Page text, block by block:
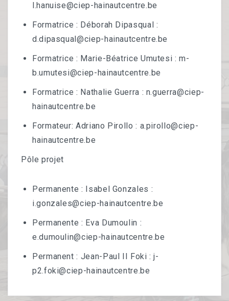
Projets Européens
OUTILS
Publications
l.hanuise@ciep-hainautcentre.be
Formatrice : Déborah Dipasqual :
d.dipasqual@ciep-hainautcentre.be
Formatrice : Marie-Béatrice Umutesi : m-
b.umutesi@ciep-hainautcentre.be
Formatrice : Nathalie Guerra : n.guerra@ciep-
hainautcentre.be
Formateur: Adriano Pirollo : a.pirollo@ciep-
hainautcentre.be
Pôle projet
Permanente : Isabel Gonzales :
i.gonzales@ciep-hainautcentre.be
Permanente : Eva Dumoulin :
e.dumoulin@ciep-hainautcentre.be
Permanent : Jean-Paul II Foki : j-
p2.foki@ciep-hainautcentre.be